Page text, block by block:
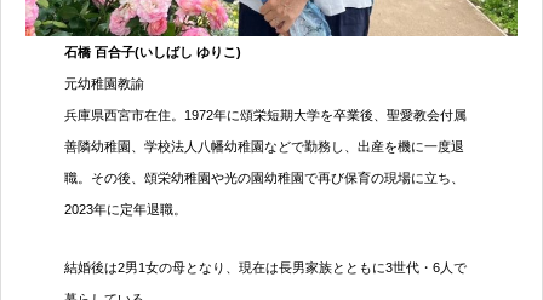
石橋 百合子(いしばし ゆりこ)
元幼稚園教諭
兵庫県西宮市在住。1972年に頌栄短期大学を卒業後、聖愛教会付属
善隣幼稚園、学校法人八幡幼稚園などで勤務し、出産を機に一度退
職。その後、頌栄幼稚園や光の園幼稚園で再び保育の現場に立ち、
2023年に定年退職。
結婚後は2男1女の母となり、現在は長男家族とともに3世代・6人で